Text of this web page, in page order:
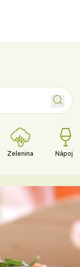
Zelenina Nápoje